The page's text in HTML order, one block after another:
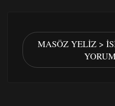
MASÖZ YELIZ >